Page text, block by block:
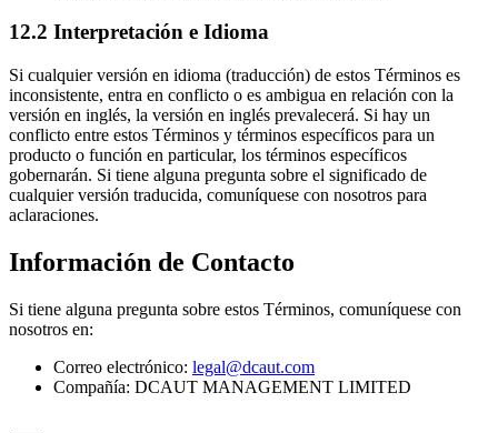
12.2 Interpretación e Idioma
Si cualquier versión en idioma (traducción) de estos Términos es
inconsistente, entra en conflicto o es ambigua en relación con la
versión en inglés, la versión en inglés prevalecerá. Si hay un
conflicto entre estos Términos y términos específicos para un
producto o función en particular, los términos específicos
gobernarán. Si tiene alguna pregunta sobre el significado de
cualquier versión traducida, comuníquese con nosotros para
aclaraciones.
Información de Contacto
Si tiene alguna pregunta sobre estos Términos, comuníquese con
nosotros en:
Correo electrónico: legal@dcaut.com
Compañía: DCAUT MANAGEMENT LIMITED